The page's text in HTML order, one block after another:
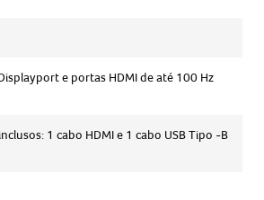
e portas HDMI de até 100 Hz
1 cabo HDMI e 1 cabo USB Tipo -B